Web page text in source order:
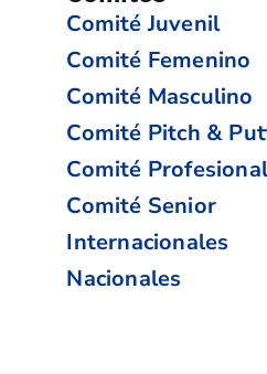
Comité Juvenil
Comité Femenino
Comité Masculino
Comité Pitch &
Comité
Comité Senior
Internacionales
Nacionales